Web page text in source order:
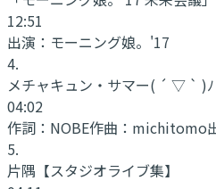
12:51
出演： モーニング娘。'17
4.
メチャキュン・サマー( ´ ▽ ` )ﾉ
04:02
作詞： NOBE作曲： michitomo
5.
片隅 【スタジオライブ集】